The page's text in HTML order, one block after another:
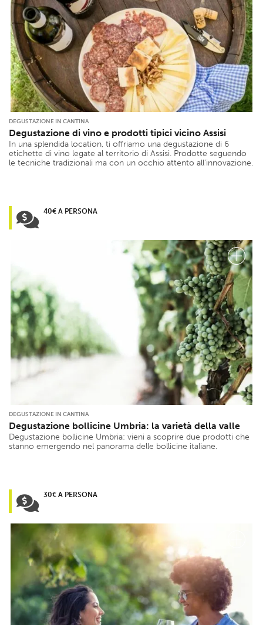
DEGUSTAZIONE IN CANTINA
Degustazione di vino e prodotti tipici vicino Assisi
In una splendida location, ti offriamo una degustazione di 6
etichette di vino legate al territorio di Assisi. Prodotte seguendo
le tecniche tradizionali ma con un occhio attento all’innovazione.
40€ A PERSONA
DEGUSTAZIONE IN CANTINA
Degustazione bollicine Umbria: la varietà della valle
Degustazione bollicine Umbria: vieni a scoprire due prodotti che
stanno emergendo nel panorama delle bollicine italiane.
30€ A PERSONA